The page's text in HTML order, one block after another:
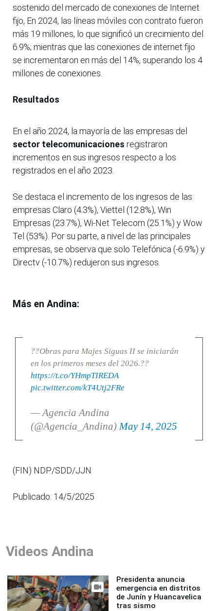
sostenido del mercado de conexiones de Internet
fijo, En 2024, las líneas móviles con contrato fueron
más 19 millones, lo que significó un crecimiento del
6.9%; mientras que las conexiones de internet fijo
se incrementaron en más del 14%, superando los 4
millones de conexiones.
Resultados
En el año 2024, la mayoría de las empresas del
sector telecomunicaciones registraron
incrementos en sus ingresos respecto a los
registrados en el año 2023.
Se destaca el incremento de los ingresos de las
empresas Claro (4.3%), Viettel (12.8%), Win
Empresas (23.7%), Wi-Net Telecom (25.1%) y Wow
Tel (53%). Por su parte, a nivel de las principales
empresas, se observa que solo Telefónica (-6.9%) y
Directv (-10.7%) redujeron sus ingresos.
Más en Andina:
??Obras para Majes Siguas II se iniciarán
en los primeros meses del 2026.??
https://t.co/YHmpTIREDA
pic.twitter.com/kT4Utj2FRe
— Agencia Andina
(@Agencia_Andina) May 14, 2025
(FIN) NDP/SDD/JJN
Publicado: 14/5/2025
Videos Andina
Presidenta anuncia
emergencia en distritos
de Junín y Huancavelica
tras sismo